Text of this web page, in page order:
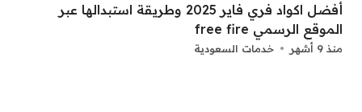
أفضل اكواد فري فاير 2025 وطريقة استبدالها عبر
الموقع الرسمي free fire
منذ 9 أشهر خدمات السعودية